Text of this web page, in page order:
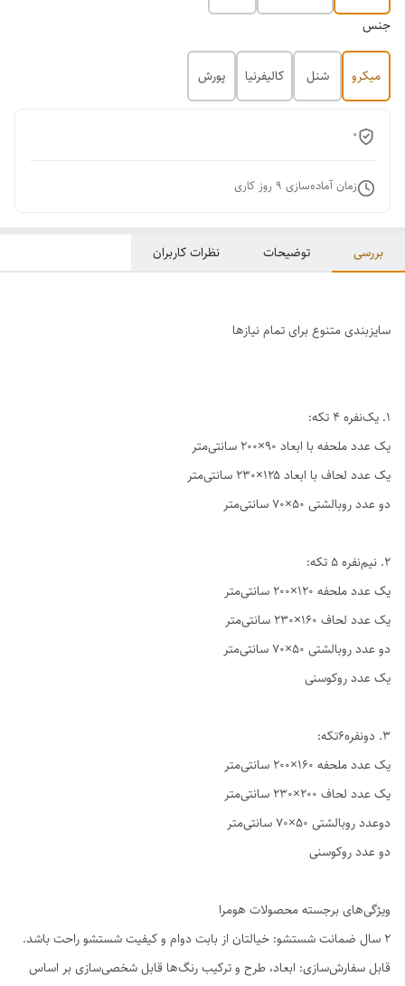
جنس
میکرو شنل کالیفرنیا پورش
0
زمان آماده‌سازی 9 روز کاری
بررسی توضیحات نظرات کاربران
سایزبندی متنوع برای تمام نیازها
1. یک‌نفره ۴ تکه:
یک عدد ملحفه با ابعاد ۹۰×۲۰۰ سانتی‌متر
یک عدد لحاف با ابعاد ۱۲۵×۲۳۰ سانتی‌متر
دو عدد روبالشتی ۵۰×۷۰ سانتی‌متر
2. نیم‌نفره ۵ تکه:
یک عدد ملحفه ۱۲۰×۲۰۰ سانتی‌متر
یک عدد لحاف ۱۶۰×۲۳۰ سانتی‌متر
دو عدد روبالشتی ۵۰×۷۰ سانتی‌متر
یک عدد روکوسنی
3. دو‌نفره6تکه:
یک عدد ملحفه ۱۶۰×۲۰۰ سانتی‌متر
یک عدد لحاف ۲۰۰×۲۳۰ سانتی‌متر
دوعدد روبالشتی ۵۰×۷۰ سانتی‌متر
دو عدد روکوسنی
ویژگی‌های برجسته محصولات هومرا
۲ سال ضمانت شستشو: خیالتان از بابت دوام و کیفیت شستشو راحت باشد.
قابل سفارش‌سازی: ابعاد، طرح و ترکیب رنگ‌ها قابل شخصی‌سازی بر اساس